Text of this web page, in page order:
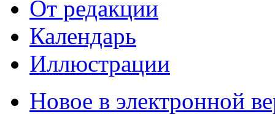
От редакции
Календарь
Иллюстрации
Новое в электронной